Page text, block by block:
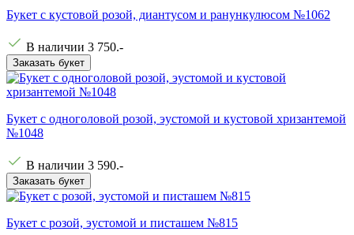
Букет с кустовой розой, диантусом и ранункулюсом №1062
В наличии 3 750.-
Заказать букет
Букет с одноголовой розой, эустомой и кустовой хризантемой
№1048
В наличии 3 590.-
Заказать букет
Букет с розой, эустомой и писташем №815